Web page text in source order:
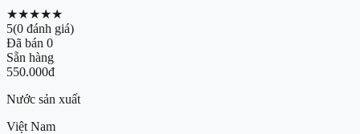
★★★★★
5(0 đánh giá)
Đã bán 0
Sẵn hàng
550.000đ
Nước sản xuất
Việt Nam